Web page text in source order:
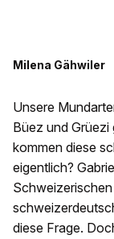
Milena Gähwiler
Unsere
Büez und
kommen diese
eigentlich?
diese Frage.